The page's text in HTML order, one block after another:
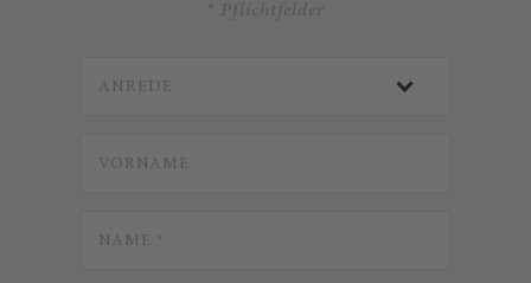
* Pflichtfelder